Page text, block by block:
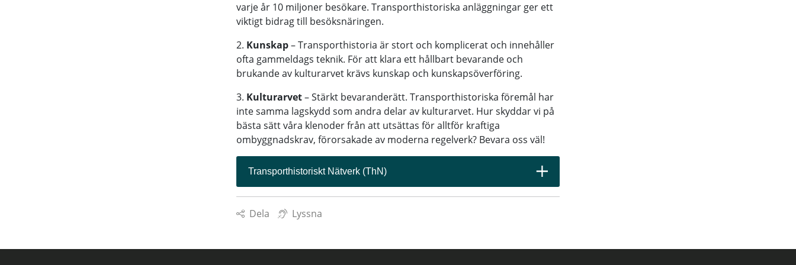
varje år 10 miljoner besökare. Transporthistoriska anläggningar ger ett
viktigt bidrag till besöksnäringen.
2. Kunskap– Transporthistoria är stort och komplicerat och innehåller
ofta gammeldags teknik. För att klara ett hållbart bevarande och
brukande av kulturarvet krävs kunskap och kunskapsöverföring.
3. Kulturarvet– Stärkt bevaranderätt. Transporthistoriska föremål har
inte samma lagskydd som andra delar av kulturarvet. Hur skyddar vi på
bästa sätt våra klenoder från att utsättas för alltför kraftiga
ombyggnadskrav, förorsakade av moderna regelverk? Bevara oss väl!
Transporthistoriskt Nätverk (ThN)
Dela Lyssna